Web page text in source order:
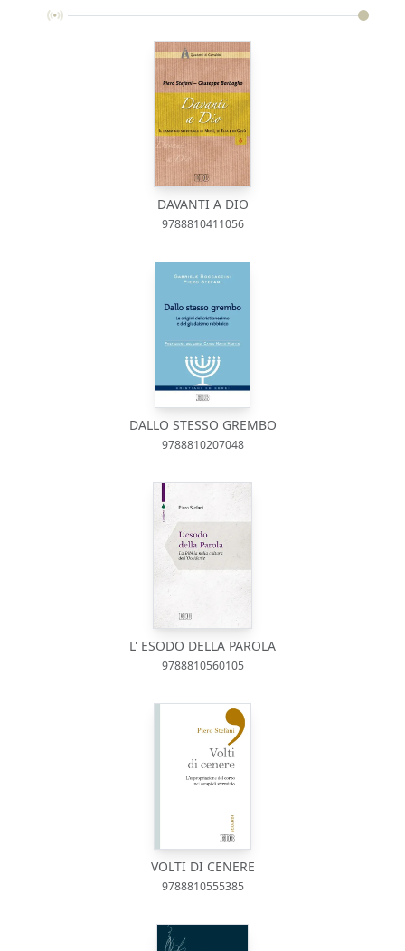
DAVANTI A DIO
9788810411056
DALLO STESSO GREMBO
9788810207048
L' ESODO DELLA PAROLA
9788810560105
VOLTI DI CENERE
9788810555385